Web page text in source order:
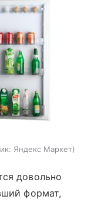
Яндекс Маркет
довольно
формат,